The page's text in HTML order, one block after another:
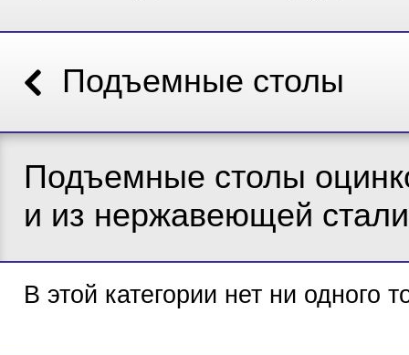
Подъемные столы
Подъемные столы
и из нержавеющей стали
В этой категории нет ни одного